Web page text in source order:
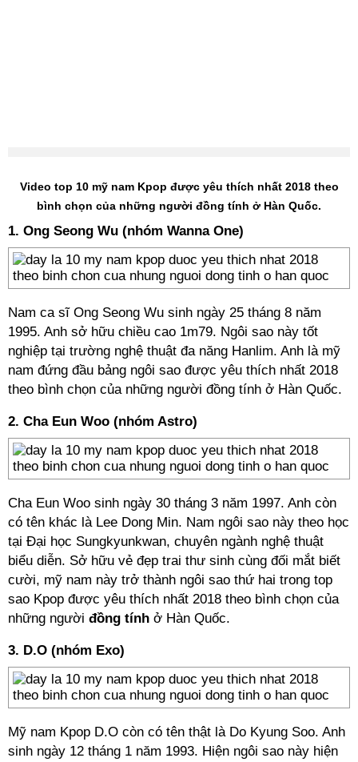
Video top 10 mỹ nam Kpop được yêu thích nhất 2018 theo
bình chọn của những người đồng tính ở Hàn Quốc.
1. Ong Seong Wu (nhóm Wanna One)
Nam ca sĩ Ong Seong Wu sinh ngày 25 tháng 8 năm
1995. Anh sở hữu chiều cao 1m79. Ngôi sao này tốt
nghiệp tại trường nghệ thuật đa năng Hanlim. Anh là mỹ
nam đứng đầu bảng ngôi sao được yêu thích nhất 2018
theo bình chọn của những người đồng tính ở Hàn Quốc.
2. Cha Eun Woo (nhóm Astro)
Cha Eun Woo sinh ngày 30 tháng 3 năm 1997. Anh còn
có tên khác là Lee Dong Min. Nam ngôi sao này theo học
tại Đại học Sungkyunkwan, chuyên ngành nghệ thuật
biểu diễn. Sở hữu vẻ đẹp trai thư sinh cùng đối mắt biết
cười, mỹ nam này trở thành ngôi sao thứ hai trong top
sao Kpop được yêu thích nhất 2018 theo bình chọn của
những người đồng tính ở Hàn Quốc.
3. D.O (nhóm Exo)
Mỹ nam Kpop D.O còn có tên thật là Do Kyung Soo. Anh
sinh ngày 12 tháng 1 năm 1993. Hiện ngôi sao này hiện